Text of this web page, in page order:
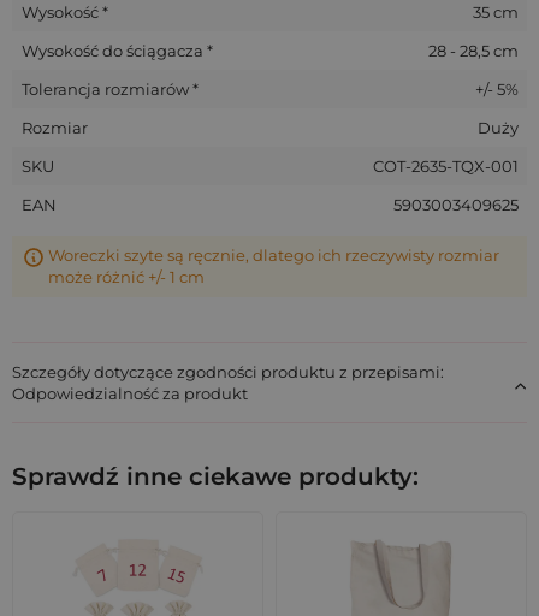
Wysokość *
35 cm
Wysokość do ściągacza *
28 - 28,5 cm
Tolerancja rozmiarów *
+/- 5%
Rozmiar
Duży
SKU
COT-2635-TQX-001
EAN
5903003409625
Woreczki szyte są ręcznie, dlatego ich rzeczywisty rozmiar
może różnić +/- 1 cm
Szczegóły dotyczące zgodności produktu z przepisami:
Odpowiedzialność za produkt
Sprawdź inne ciekawe produkty: